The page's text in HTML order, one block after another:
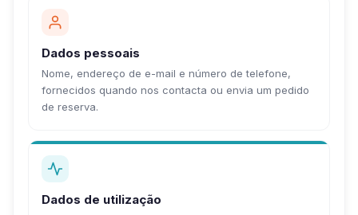
Dados pessoais
Nome, endereço de e-mail e número de telefone,
fornecidos quando nos contacta ou envia um pedido
de reserva.
Dados de utilização